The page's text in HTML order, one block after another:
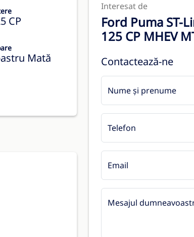
CP
Mată
Interesat de
Ford Puma ST-
125 CP MHEV
Contactează-ne
Nume și prenume
Telefon
Email
Mesajul